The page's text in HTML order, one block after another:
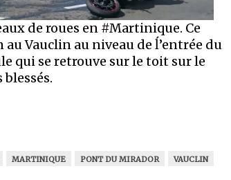
de roues en #Martinique. Ce
Vauclin au niveau de ĺ’entrée du
qui se retrouve sur le toit sur le
MARTINIQUE PONT DU MIRADOR VAUCLIN